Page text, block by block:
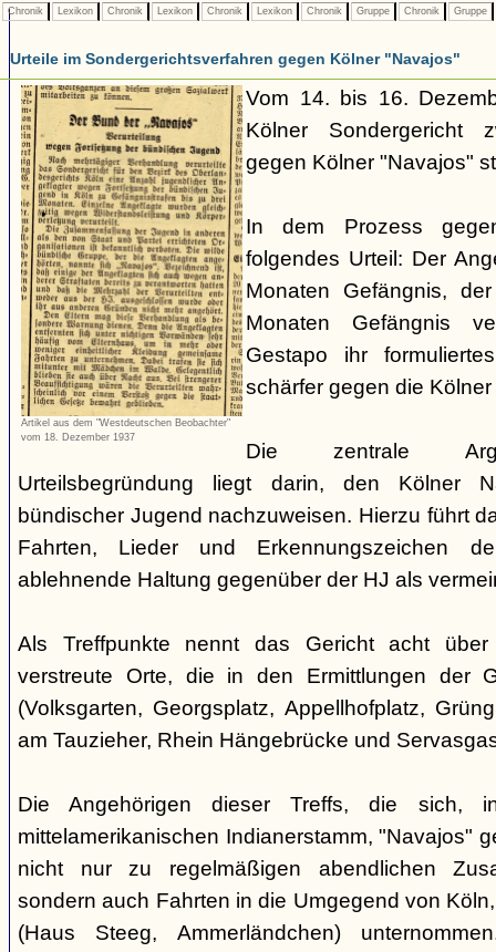
Chronik Lexikon Chronik Lexikon Chronik Lexikon Chronik Gruppe Chronik Gruppe
Urteile im Sondergerichtsverfahren gegen Kölner "Navajos"
Artikel aus dem "Westdeutschen Beobachter"
vom 18. Dezember 1937
Vom 14. bis 16.
Kölner Sondergericht
gegen Kölner "Navajos"
In dem Prozess
folgendes Urteil: Der
Monaten Gefängnis,
Monaten Gefängnis
Gestapo ihr
schärfer gegen die
Die zentrale
Urteilsbegründung liegt darin, den Kölner
bündischer Jugend nachzuweisen. Hierzu führt
Fahrten, Lieder und Erkennungszeichen
ablehnende Haltung gegenüber der HJ als
Als Treffpunkte nennt das Gericht acht
verstreute Orte, die in den Ermittlungen der
(Volksgarten, Georgsplatz, Appellhofplatz,
am Tauzieher, Rhein Hängebrücke und
Die Angehörigen dieser Treffs, die sich,
mittelamerikanischen Indianerstamm, "Navajos"
nicht nur zu regelmäßigen abendlichen
sondern auch Fahrten in die Umgegend von
(Haus Steeg, Ammerländchen)